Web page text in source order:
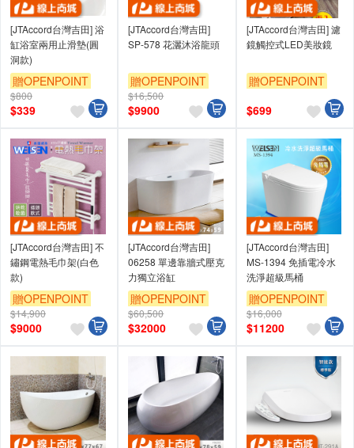
[JTAccord台灣吉田] 浴
缸浴室兩用止滑墊(圓
洞款)
贈OPENPOINT
$800
$339
[JTAccord台灣吉田]
SP-578 花灑沐浴龍頭
贈OPENPOINT
$16,500
$9900
[JTAccord台灣吉田] 濾
鏡觸控式LED美妝鏡
贈OPENPOINT
$699
[JTAccord台灣吉田] 不
鏽鋼電熱毛巾架(白色
款)
贈OPENPOINT
$14,900
$9000
[JTAccord台灣吉田]
06258 單邊靠牆式壓克
力獨立浴缸
贈OPENPOINT
$60,500
$32000
[JTAccord台灣吉田]
MS-1394 免插電冷水
洗淨超級馬桶
贈OPENPOINT
$16,000
$11200